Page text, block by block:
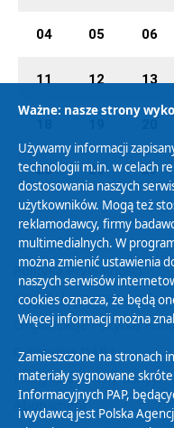
04 05 06
11 12 13
25 26 27
Polityka Prywatności
Zasady korzystania z
Organizacje Pożytku
Cyfryzacja DAB+
Polityka ochrony danych
Abonament
Ważne: nasze strony
Używamy informacji
technologii m.in. w celach
dostosowania naszych
użytkowników. Mogą też
reklamodawcy, firmy
multimedialnych. W
można zmienić ustawienia
naszych serwisów
cookies oznacza, że będą
Więcej informacji można
Zamieszczone na stronach
materiały sygnowane
Informacyjnych PAP,
i wydawcą jest Polska